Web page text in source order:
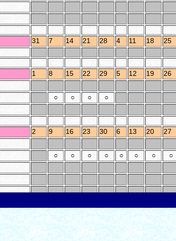
31 7 14 21 28 4 11 18
25
1 8 15 22 29 5 12 19
26
○ ○ ○
○
2 9 16 23 30 6 13 20
27
○ ○ ○ ○ ○ ○ ○
○
3 10 31 21